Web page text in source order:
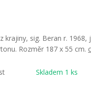
krajiny, sig. Beran r. 1968,
Rozměr 187 x 55 cm.
Skladem 1 ks